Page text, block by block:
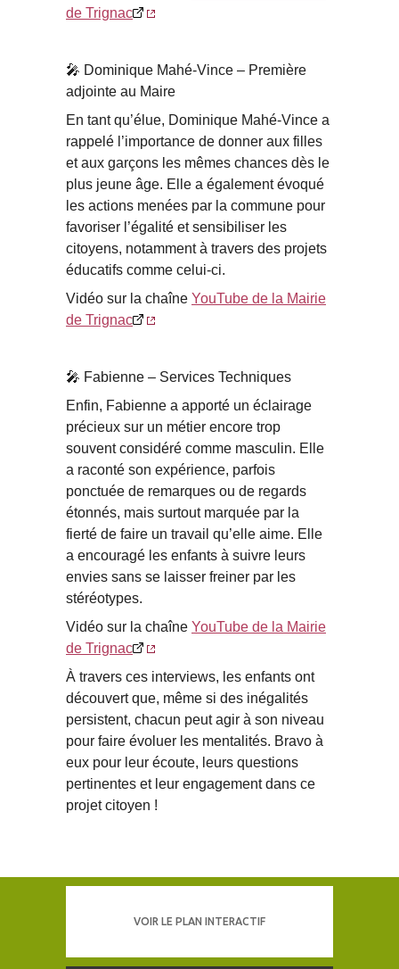
de Trignac
🎤 Dominique Mahé-Vince – Première
adjointe au Maire
En tant qu’élue, Dominique Mahé-Vince a
rappelé l’importance de donner aux filles
et aux garçons les mêmes chances dès le
plus jeune âge. Elle a également évoqué
les actions menées par la commune pour
favoriser l’égalité et sensibiliser les
citoyens, notamment à travers des projets
éducatifs comme celui-ci.
Vidéo sur la chaîne YouTube de la Mairie
de Trignac
🎤 Fabienne – Services Techniques
Enfin, Fabienne a apporté un éclairage
précieux sur un métier encore trop
souvent considéré comme masculin. Elle
a raconté son expérience, parfois
ponctuée de remarques ou de regards
étonnés, mais surtout marquée par la
fierté de faire un travail qu’elle aime. Elle
a encouragé les enfants à suivre leurs
envies sans se laisser freiner par les
stéréotypes.
Vidéo sur la chaîne YouTube de la Mairie
de Trignac
À travers ces interviews, les enfants ont
découvert que, même si des inégalités
persistent, chacun peut agir à son niveau
pour faire évoluer les mentalités. Bravo à
eux pour leur écoute, leurs questions
pertinentes et leur engagement dans ce
projet citoyen !
VOIR LE PLAN INTERACTIF